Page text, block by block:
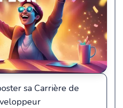
sa Carrière de